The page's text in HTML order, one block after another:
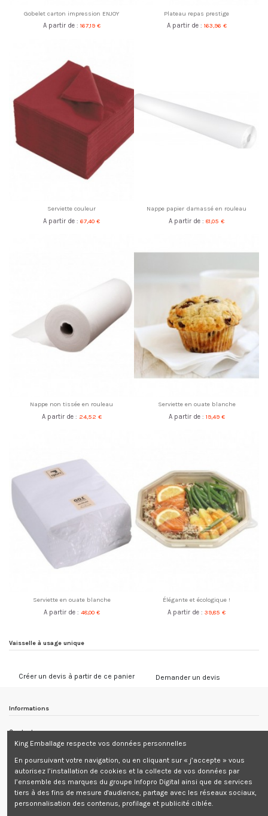
Gobelet carton impression ENJOY
A partir de : 167,19 €
Plateau repas prestige
A partir de : 163,96 €
Serviette couleur
A partir de : 67,40 €
Nappe papier damassé en rouleau
A partir de : 81,05 €
Nappe non tissée en rouleau
A partir de : 24,52 €
Serviette en ouate blanche
A partir de : 19,49 €
Serviette en ouate blanche
A partir de : 48,00 €
Élégante et écologique !
A partir de : 39,85 €
Vaisselle à usage unique
Créer un devis à partir de ce panier Demander un devis
Informations
Contactez-nous
Newsletter
Tous les prix sont mentionnés hors taxes
King Emballage respecte vos données personnelles
En poursuivant votre navigation, ou en cliquant sur « j’accepte » vous
autorisez l’installation de cookies et la collecte de vos données par
l’ensemble des marques du groupe Infopro Digital ainsi que de services
tiers à des fins de mesure d'audience, partage avec les réseaux sociaux,
personnalisation des contenus, profilage et publicité ciblée.